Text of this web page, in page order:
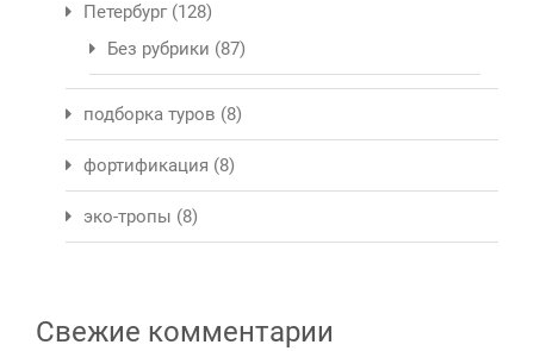
Петербург (128)
Без рубрики (87)
подборка туров (8)
фортификация (8)
эко-тропы (8)
Свежие комментарии